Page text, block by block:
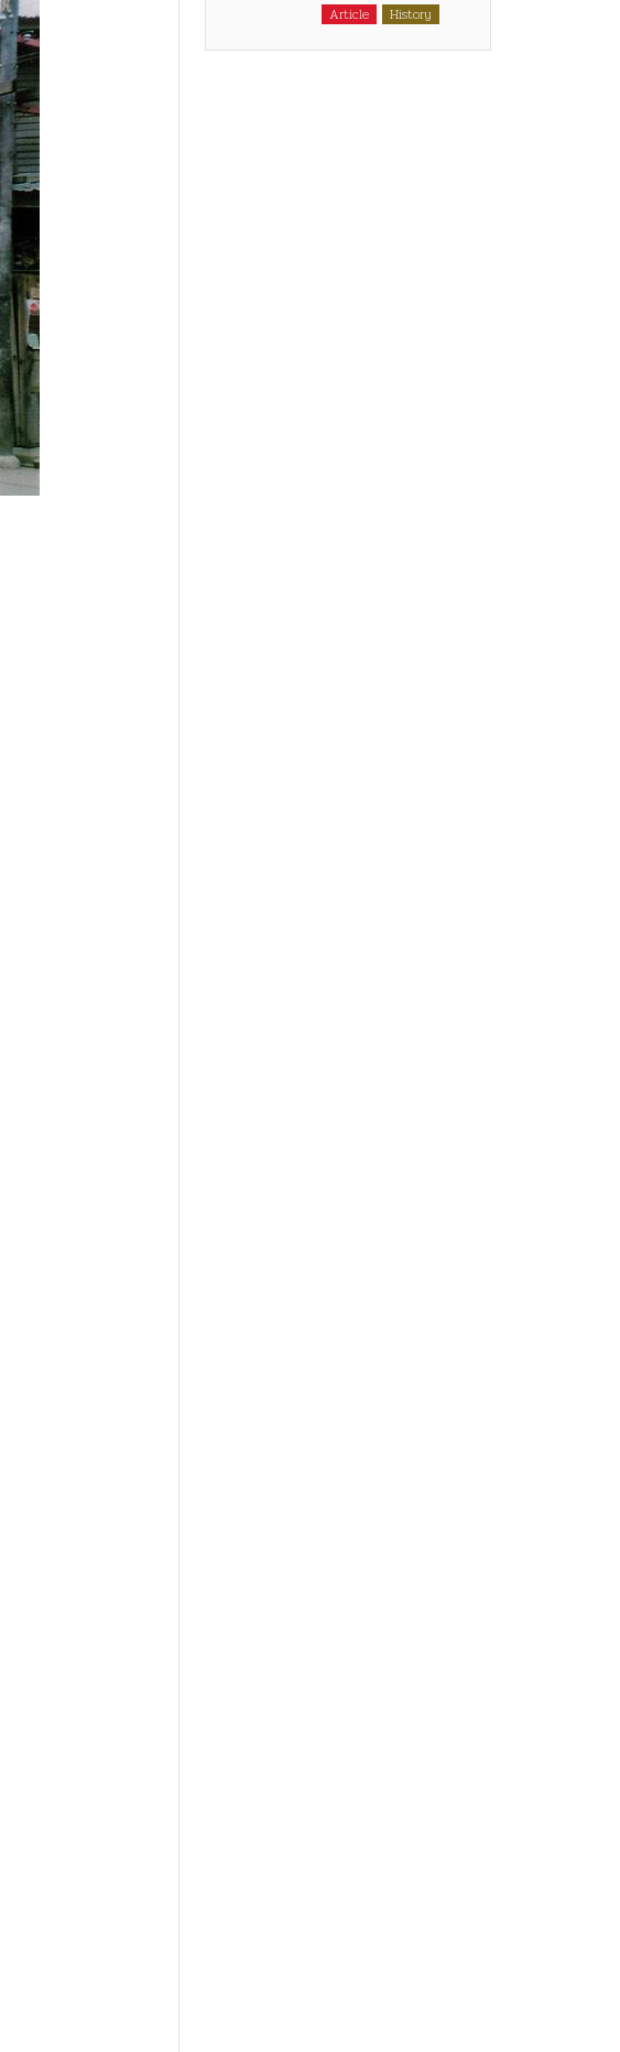
Article History